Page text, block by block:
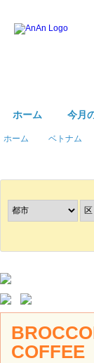
ホーム 今月
ホーム ベトナム
COFFEE